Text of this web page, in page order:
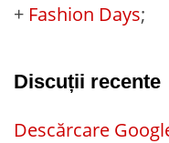
+ Fashion Days;
Discuții recente
Descărcare